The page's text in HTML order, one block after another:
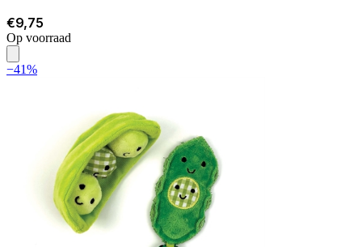
€9,75
Op voorraad
−41%